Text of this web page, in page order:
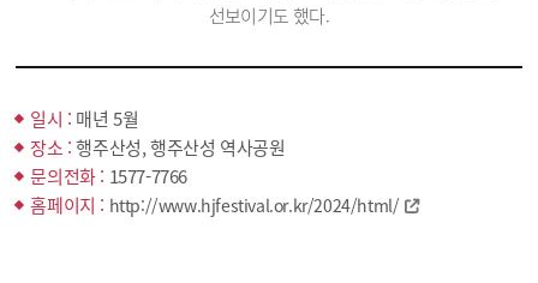
선보이기도 했다.
일시 : 매년 5월
장소 :행주산성, 행주산성 역사공원
문의전화 : 1577-7766
홈페이지 : http://www.hjfestival.or.kr/2024/html/